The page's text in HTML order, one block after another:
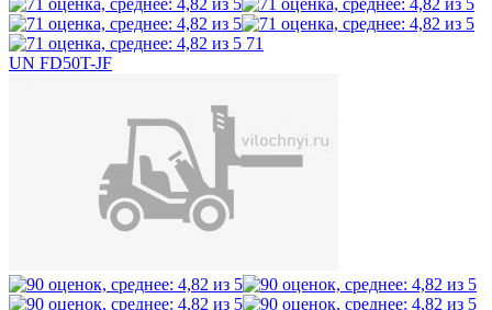
71
UN FD50T-JF